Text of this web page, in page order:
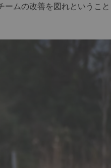
ムの改善を図れということ